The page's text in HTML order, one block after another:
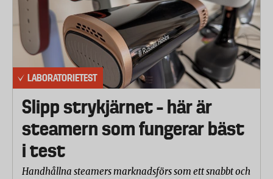
LABORATORIETEST
Slipp strykjärnet – här är
steamern som fungerar bäst
i test
Handhållna steamers marknadsförs som ett snabbt och